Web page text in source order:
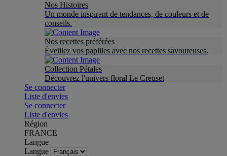
Nos Histoires
Un monde inspirant de tendances, de couleurs et de
conseils.
Nos recettes préférées
Éveillez vos papilles avec nos recettes savoureuses.
Collection Pétales
Découvrez l'univers floral Le Creuset
Se connecter
Liste d'envies
Se connecter
Liste d'envies
Région
FRANCE
Langue
Langue